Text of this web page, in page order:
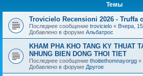
Темы
Trovicielo Recensioni 2026 - Truffa
Последнее сообщение trovicielo « Вчера,
Добавлено в форуме Альбатрос
KHAM PHA KHO TANG KY THUAT
NHUNG BIEN DONG THOI TIET
Последнее сообщение thoitiethomnayorgg «
Добавлено в форуме Другое